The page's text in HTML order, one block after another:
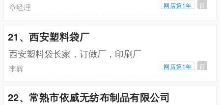
章经理 网店第1年 百
21、西安塑料袋厂
西安塑料袋长家，订做厂，印刷厂
李辉 网店第1年 百
22、常熟市依威无纺布制品有限公司